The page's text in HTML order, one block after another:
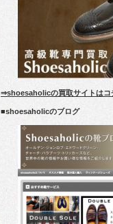
⇒shoesaholicの買取サイトはコ
■shoesaholicのブログ